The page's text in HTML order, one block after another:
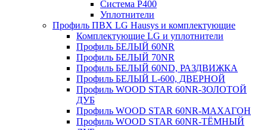
Система P400
Уплотнители
Профиль ПВХ LG Hausys и комплектующие
Комплектующие LG и уплотнители
Профиль БЕЛЫЙ 60NR
Профиль БЕЛЫЙ 70NR
Профиль БЕЛЫЙ 60ND, РАЗДВИЖКА
Профиль БЕЛЫЙ L-600, ДВЕРНОЙ
Профиль WOOD STAR 60NR-ЗОЛОТОЙ
ДУБ
Профиль WOOD STAR 60NR-МАХАГОН
Профиль WOOD STAR 60NR-ТЁМНЫЙ